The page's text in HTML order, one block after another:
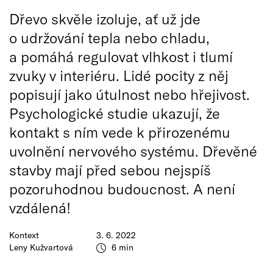
Kontext
Leny Kužvartová
3. 6. 2022
6 min
Dřevo skvěle izoluje, ať už jde
o udržování tepla nebo chladu,
a pomáhá regulovat vlhkost i tlumí
zvuky v interiéru. Lidé pocity z něj
popisují jako útulnost nebo hřejivost.
Psychologické studie ukazují, že
kontakt s ním vede k přirozenému
uvolnění nervového systému. Dřevěné
stavby mají před sebou nejspíš
pozoruhodnou budoucnost. A není
vzdálená!